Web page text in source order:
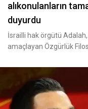
alıkonulanların
duyurdu
İsrailli hak örgütü Adalah,
amaçlayan Özgürlük